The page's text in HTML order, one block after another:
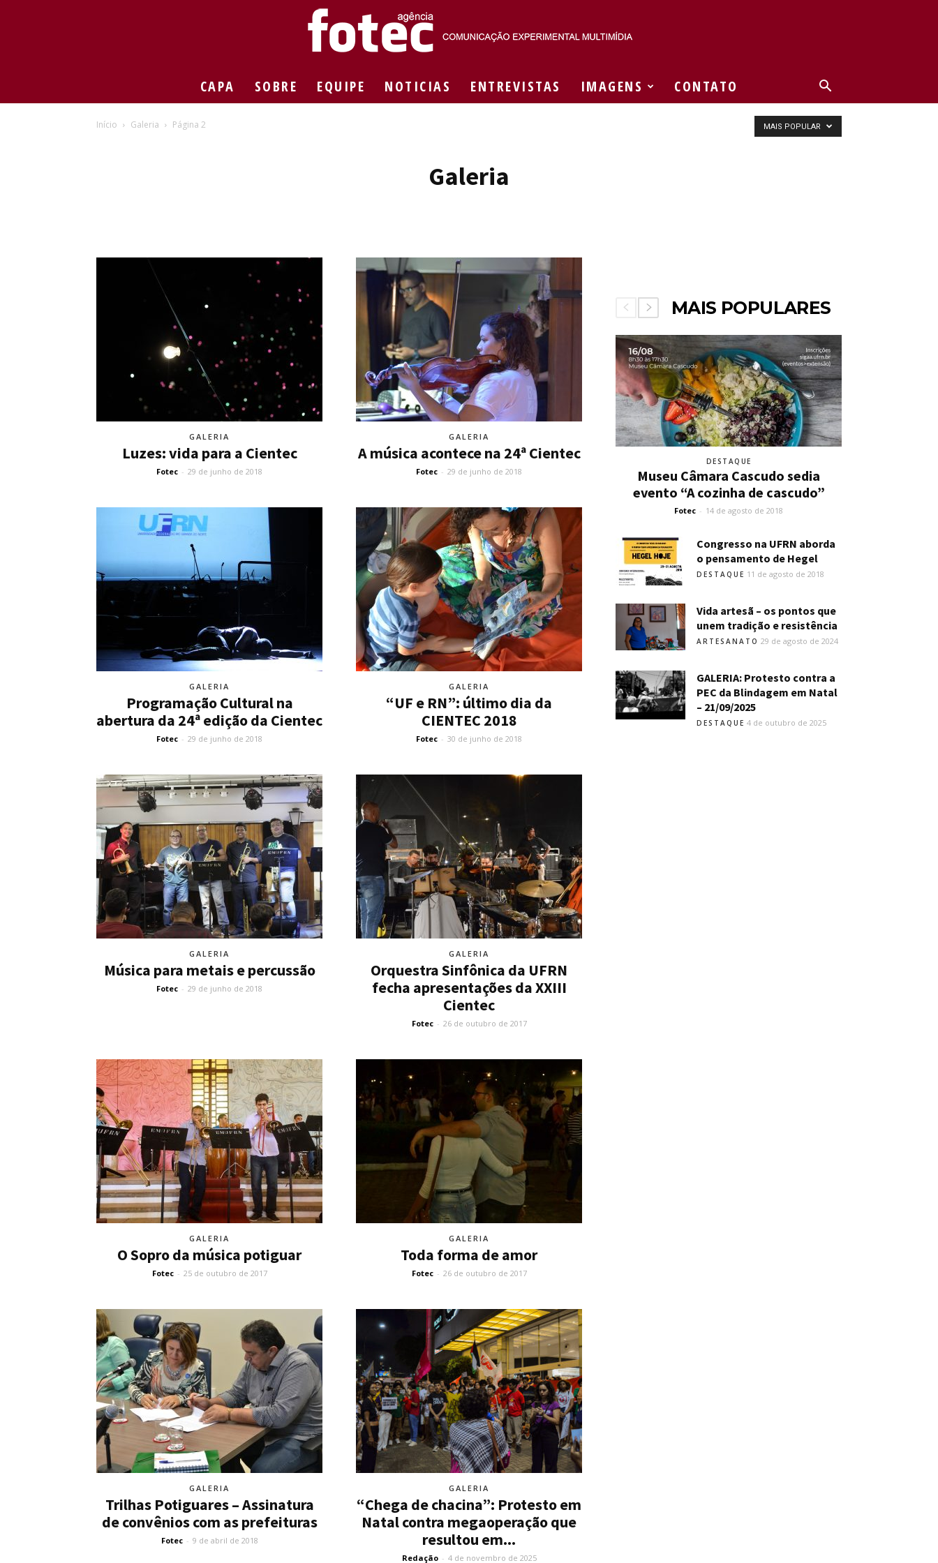
CAPA SOBRE EQUIPE NOTICIAS ENTREVISTAS IMAGENS CONTATO
Início Galeria Página 2
Galeria
MAIS POPULAR
GALERIA
Luzes: vida para a Cientec
Fotec - 29 de junho de 2018
GALERIA
A música acontece na 24ª Cientec
Fotec - 29 de junho de 2018
GALERIA
Programação Cultural na
abertura da 24ª edição da Cientec
Fotec - 29 de junho de 2018
GALERIA
“UF e RN”: último dia da
CIENTEC 2018
Fotec - 30 de junho de 2018
GALERIA
Música para metais e percussão
Fotec - 29 de junho de 2018
GALERIA
Orquestra Sinfônica da UFRN
fecha apresentações da XXIII
Cientec
Fotec - 26 de outubro de 2017
GALERIA
O Sopro da música potiguar
Fotec - 25 de outubro de 2017
GALERIA
Toda forma de amor
Fotec - 26 de outubro de 2017
GALERIA
Trilhas Potiguares – Assinatura
de convênios com as prefeituras
Fotec - 9 de abril de 2018
GALERIA
“Chega de chacina”: Protesto em
Natal contra megaoperação que
resultou em...
Redação - 4 de novembro de 2025
MAIS POPULARES
DESTAQUE
Museu Câmara Cascudo sedia
evento “A cozinha de cascudo”
Fotec - 14 de agosto de 2018
Congresso na UFRN aborda
o pensamento de Hegel
DESTAQUE 11 de agosto de 2018
Vida artesã – os pontos que
unem tradição e resistência
ARTESANATO 29 de agosto de 2024
GALERIA: Protesto contra a
PEC da Blindagem em Natal
– 21/09/2025
DESTAQUE 4 de outubro de 2025